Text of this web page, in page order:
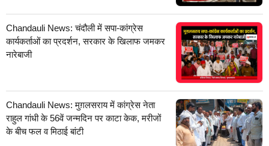
Chandauli News: चंदौली में सपा-कांग्रेस
कार्यकर्ताओं का प्रदर्शन, सरकार के खिलाफ जमकर
नारेबाजी
Chandauli News: मुग़लसराय में कांग्रेस नेता
राहुल गांधी के 56वें जन्मदिन पर काटा केक, मरीजों
के बीच फल व मिठाई बांटी